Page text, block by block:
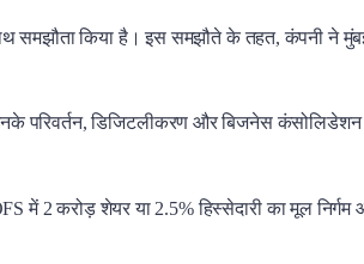
समझौता किया है। इस समझौते के तहत, कंपनी ने
परिवर्तन, डिजिटलीकरण और बिजनेस कंसोलिडेशन
में 2 करोड़ शेयर या 2.5% हिस्सेदारी का मूल